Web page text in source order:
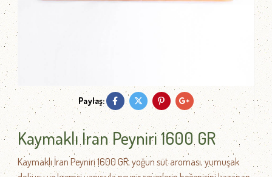
Paylaş:
Kaymaklı İran Peyniri 1600 GR
Kaymaklı İran Peyniri 1600 GR, yoğun süt aroması, yumuşak